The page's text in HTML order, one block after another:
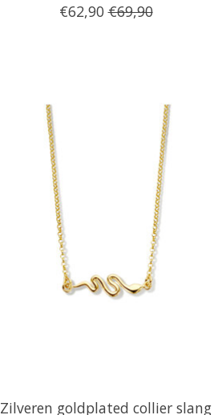
€62,90 €69,90
Zilveren goldplated collier slang